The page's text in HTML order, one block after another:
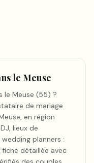
le Meuse
le Meuse (55) ?
de mariage
en région
lieux de
planners :
détaillée avec